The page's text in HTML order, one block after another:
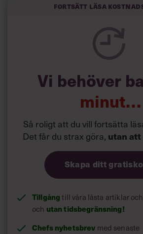
För dem som vill ha en separat väska
"Tänk på att väskan ska ha utrymmen
vill ofta kunna ha med sig en mus och
att köpa väskor som ser tunga ut,
plåtlådor. Så starkt skydd behöver
Väskan behöver inte heller ha
flesta datorer klarar stötar.
Fortsätt läsa
Vi behöver
minut…
Så roligt att du vill fortsätta
Det får du strax göra, utan
Skapa ditt
Tillgång till våra låsta artiklar
och utan tidsbegränsning!
Chefs nyhetsbrev med senaste